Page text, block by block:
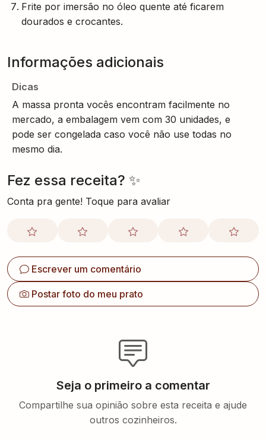
Frite por imersão no óleo quente até ficarem
dourados e crocantes.
Informações adicionais
Dicas
A massa pronta vocês encontram facilmente no
mercado, a embalagem vem com 30 unidades, e
pode ser congelada caso você não use todas no
mesmo dia.
Fez essa receita? ✨
Conta pra gente! Toque para avaliar
Escrever um comentário
Postar foto do meu prato
Seja o primeiro a comentar
Compartilhe sua opinião sobre esta receita e ajude
outros cozinheiros.